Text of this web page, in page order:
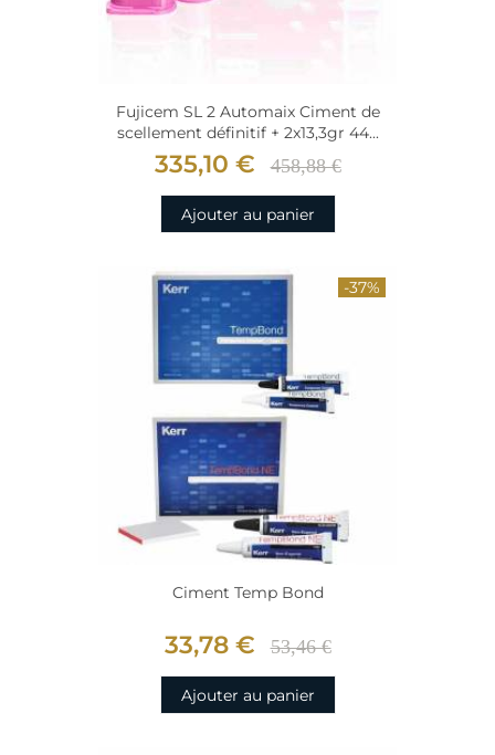
Fujicem SL 2 Automaix Ciment de
scellement définitif + 2x13,3gr 44...
335,10 € 458,88 €
Ajouter au panier
-37%
Ciment Temp Bond
33,78 € 53,46 €
Ajouter au panier